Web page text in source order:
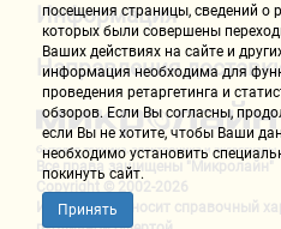
Информация
Направления
Все права защищены "Микролайн"
Copyright © 2002-2026
Информация носит справочный
посещения страницы, сведений о
которых были совершены
Ваших действиях на сайте и
информация необходима для
проведения ретаргетинга и
обзоров. Если Вы согласны,
если Вы не хотите, чтобы Ваши
необходимо установить
покинуть сайт.
Принять